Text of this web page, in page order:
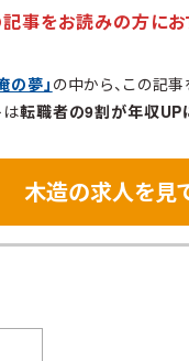
記事をお読みの方に
の夢」 の中から、この記
は転職者の9割が年収UP
木造の求人を見